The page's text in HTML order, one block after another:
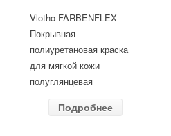
Vlotho FARBENFLEX
Покрывная
полиуретановая краска
для мягкой кожи
полуглянцевая
Подробнее